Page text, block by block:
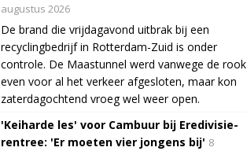
augustus 2026
De brand die vrijdagavond uitbrak bij een
recyclingbedrijf in Rotterdam-Zuid is onder
controle. De Maastunnel werd vanwege de rook
even voor al het verkeer afgesloten, maar kon
zaterdagochtend vroeg wel weer open.
'Keiharde les' voor Cambuur bij Eredivisie-
rentree: 'Er moeten vier jongens bij' 8